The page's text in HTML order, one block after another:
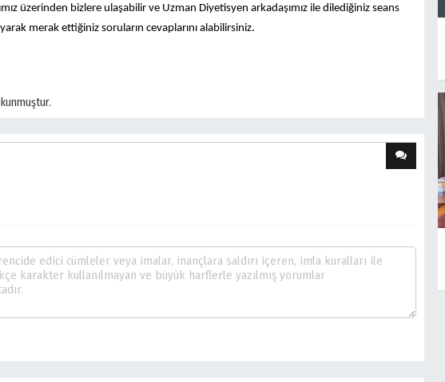
üzerinden bizlere ulaşabilir ve Uzman Diyetisyen arkadaşımız ile dilediğiniz seans
merak ettiğiniz soruların cevaplarını alabilirsiniz.